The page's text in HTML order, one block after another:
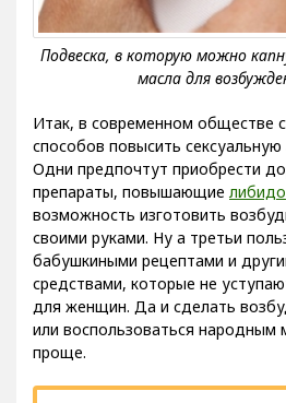
Итак, в современном обществе
способов повысить
Одни предпочтут приобрести
препараты, повышающие либидо
возможность изготовить
своими руками. Ну а третьи
бабушкиными рецептами и
средствами, которые не
для женщин. Да и сделать
или воспользоваться
проще.